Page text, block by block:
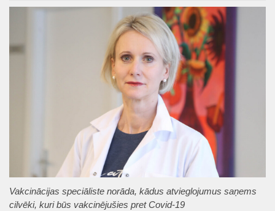
Vakcinācijas speciāliste norāda, kādus atvieglojumus saņems
cilvēki, kuri būs vakcinējušies pret Covid-19